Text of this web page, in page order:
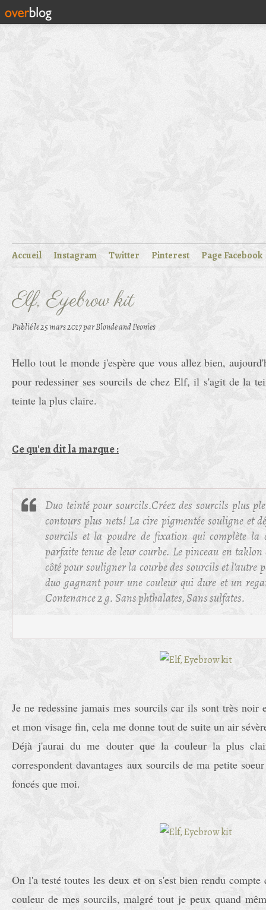
Accueil Instagram Twitter Pinterest Page Facebook
Elf, Eyebrow kit
Publié le25 mars 2017par Blonde and Peonies
Hello tout le monde j'espère que vous allez bien,
pour redessiner ses sourcils de chez Elf, il s'agit de la
teinte la plus claire.
Ce qu'en dit la marque :
Duo teinté pour sourcils.Créez des sourcils plus
contours plus nets! La cire pigmentée souligne et
sourcils et la poudre de fixation qui complète la
parfaite tenue de leur courbe. Le pinceau en taklon
côté pour souligner la courbe des sourcils et l'autre
duo gagnant pour une couleur qui dure et un
Contenance 2 g. Sans phthalates, Sans sulfates.
Je ne redessine jamais mes sourcils car ils sont très noir
et mon visage fin, cela me donne tout de suite un air
Déjà j'aurai du me douter que la couleur la plus
correspondent davantages aux sourcils de ma petite
foncés que moi.
On l'a testé toutes les deux et on s'est bien rendu
couleur de mes sourcils, malgré tout je peux quand